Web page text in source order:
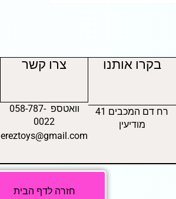
בקרו אותנו
רח דם המכבים 41
מודיעין
צרו קשר
וואטספ 058-787-
0022
ereztoys@gmail.com
חזרה לדף הבית